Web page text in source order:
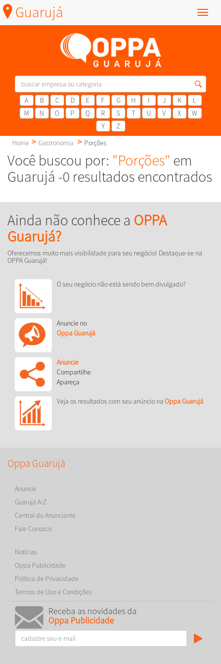
Menu
Guarujá
A B C D E F G H I J K
L
M
N O P Q R S T U V X
W
Y
Z
Home
Gastronomia Porções
Você buscou por: "Porções" em
Guarujá -0 resultados encontrados
Ainda não conhece a OPPA
Guarujá?
Oferecemos muito mais visibilidade para seu negócio! Destaque-se na
OPPA Guarujá!
O seu negócio não está sendo bem divulgado?
Anuncie no
Oppa Guarujá
Anuncie
Compartilhe
Apareça
Veja os resultados com seu anúncio na Oppa Guarujá
Oppa Guarujá
Anuncie
Guarujá A-Z
Central do Anunciante
Fale Conosco
Notícias
Oppa Publicidade
Política de Privacidade
Termos de Uso e Condições
Receba as novidades da
Oppa Publicidade